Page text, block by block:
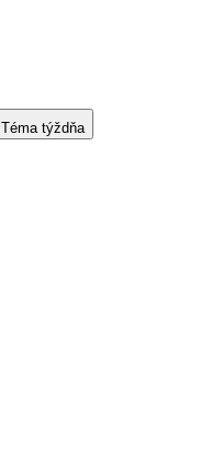
Téma týždňa